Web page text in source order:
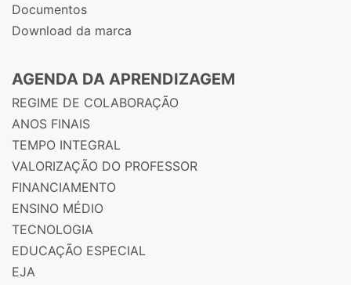
Documentos
Download da marca
AGENDA DA APRENDIZAGEM
REGIME DE COLABORAÇÃO
ANOS FINAIS
TEMPO INTEGRAL
VALORIZAÇÃO DO PROFESSOR
FINANCIAMENTO
ENSINO MÉDIO
TECNOLOGIA
EDUCAÇÃO ESPECIAL
EJA